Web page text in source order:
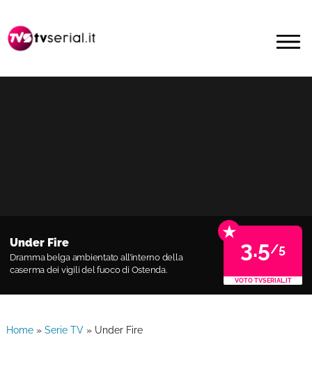
alla
navigazione
contenuto
MENU
Under Fire
Dramma belga ambientato all’interno della
caserma dei vigili del fuoco di Ostenda.
★
3.5/5
VOTO TVSERIAL.IT
Home» Serie TV» Under Fire